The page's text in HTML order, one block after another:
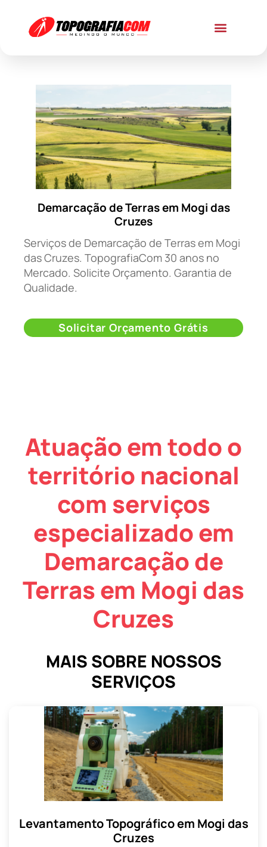
Demarcação de Terras em Mogi das
Cruzes
Serviços de Demarcação de Terras em Mogi
das Cruzes. TopografiaCom 30 anos no
Mercado. Solicite Orçamento. Garantia de
Qualidade.
Solicitar Orçamento Grátis
Atuação em todo o
território nacional
com serviços
especializado em
Demarcação de
Terras em Mogi das
Cruzes
MAIS SOBRE NOSSOS
SERVIÇOS
Levantamento Topográfico em Mogi das
Cruzes